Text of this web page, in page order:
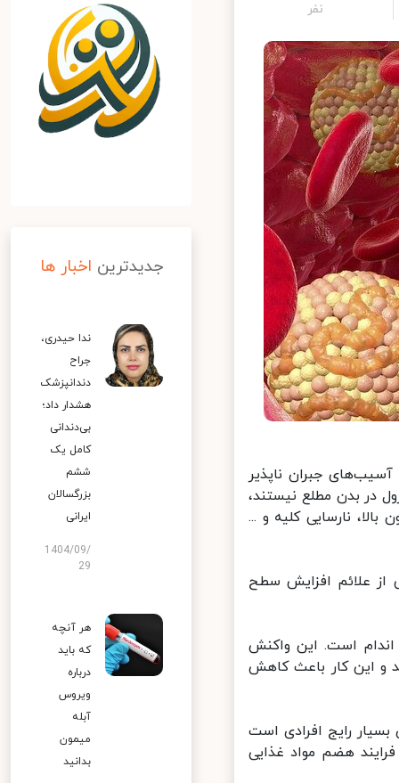
نفر
جبران ناپذیر
در بدن مطلع نیستند،
نارسایی کلیه و ...
از علائم افزایش سطح
است. این واکنش
و این کار باعث کاهش
رایج افرادی است
هضم مواد غذایی
جدیدترین اخبار ها
ندا حیدری،
جراح
دندانپزشک
هشدار داد؛
بی‌دندانی
کامل یک
ششم
بزرگسالان
ایرانی
1404/09/
29
هر آنچه
که باید
درباره
ویروس
آبله
میمون
بدانید